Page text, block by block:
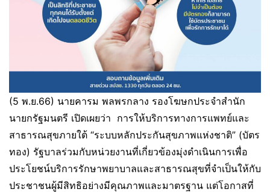
(5 พ.ย.66) นายคารม พลพรกลาง รองโฆษกประจำสำนัก
นายกรัฐมนตรี เปิดเผยว่า การให้บริการทางการแพทย์และ
สาธารณสุขภายใต้ “ระบบหลักประกันสุขภาพแห่งชาติ” (บัตร
ทอง) รัฐบาลร่วมกับหน่วยงานที่เกี่ยวข้องมุ่งดำเนินการเพื่อ
ประโยชน์บริการรักษาพยาบาลและสาธารณสุขที่จำเป็นให้กับ
ประชาชนผู้มีสิทธิอย่างมีคุณภาพและมาตรฐาน แต่โอกาสที่